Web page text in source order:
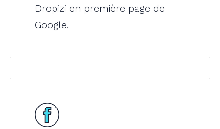
Dropizi en première page de
Google.